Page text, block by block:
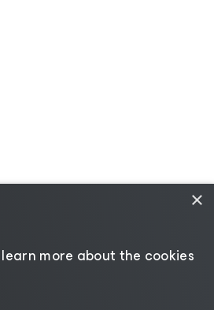
×
more about the cookies